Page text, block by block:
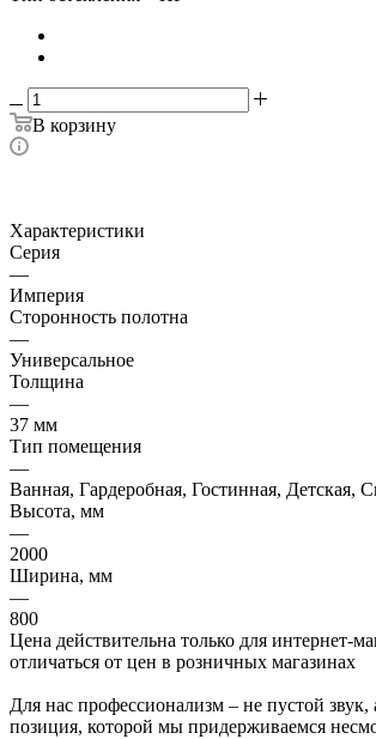
В корзину
Характеристики
Серия
—
Империя
Сторонность полотна
—
Универсальное
Толщина
—
37 мм
Тип помещения
—
Ванная, Гардеробная, Гостинная, Детская,
Высота, мм
—
2000
Ширина, мм
—
800
Цена действительна только для интернет-
отличаться от цен в розничных магазинах
Для нас профессионализм – не пустой звук,
позиция, которой мы придерживаемся